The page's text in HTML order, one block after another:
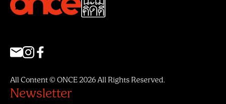
All Content © ONCE 2026 All Rights Reserved.
Newsletter